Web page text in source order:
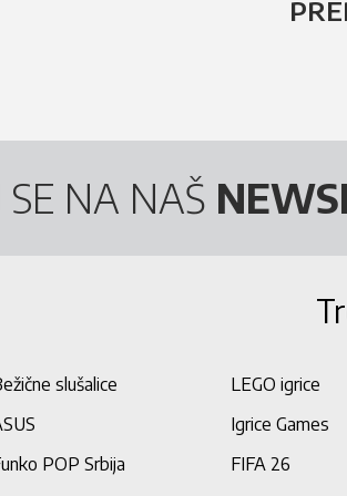
SE NA NAŠ
slušalice LEGO igrice
Igrice Games
POP Srbija FIFA 26